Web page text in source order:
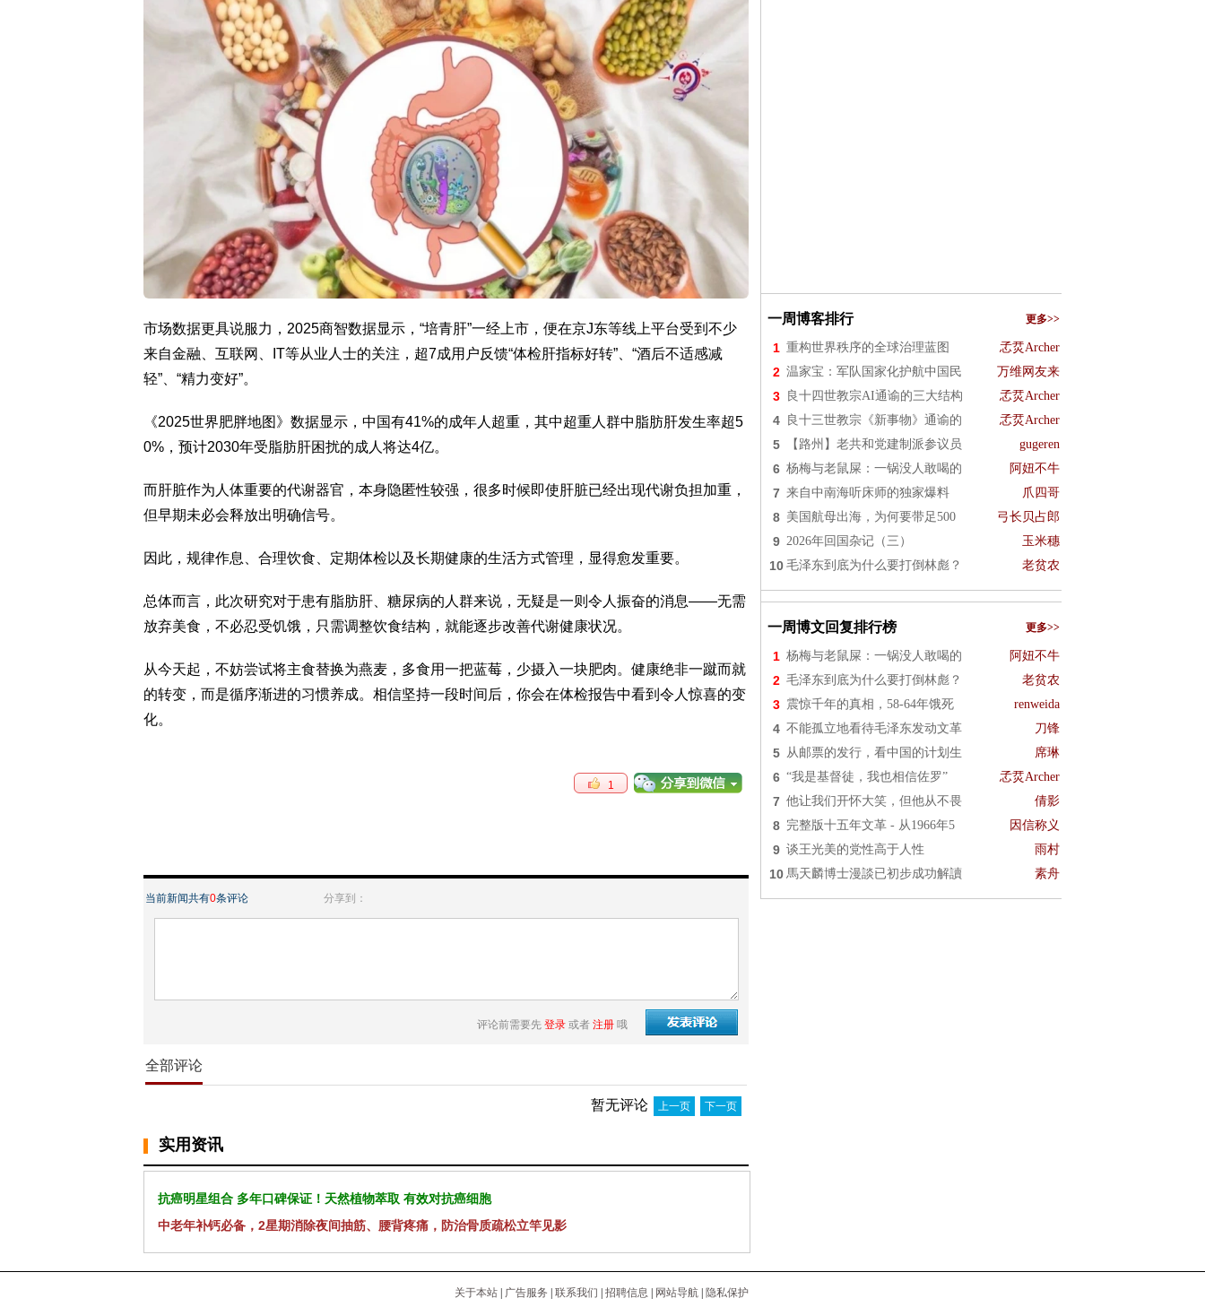
市场数据更具说服力，2025商智数据显示，“培青肝”一经上市，便在京J东等线上平台受到不少
来自金融、互联网、IT等从业人士的关注，超7成用户反馈“体检肝指标好转”、“酒后不适感减
轻”、“精力变好”。
《2025世界肥胖地图》数据显示，中国有41%的成年人超重，其中超重人群中脂肪肝发生率超5
0%，预计2030年受脂肪肝困扰的成人将达4亿。
而肝脏作为人体重要的代谢器官，本身隐匿性较强，很多时候即使肝脏已经出现代谢负担加重，
但早期未必会释放出明确信号。
因此，规律作息、合理饮食、定期体检以及长期健康的生活方式管理，显得愈发重要。
总体而言，此次研究对于患有脂肪肝、糖尿病的人群来说，无疑是一则令人振奋的消息——无需
放弃美食，不必忍受饥饿，只需调整饮食结构，就能逐步改善代谢健康状况。
从今天起，不妨尝试将主食替换为燕麦，多食用一把蓝莓，少摄入一块肥肉。健康绝非一蹴而就
的转变，而是循序渐进的习惯养成。相信坚持一段时间后，你会在体检报告中看到令人惊喜的变
化。
1
当前新闻共有0条评论 分享到：
评论前需要先 登录 或者 注册 哦
全部评论
暂无评论 上一页 下一页
实用资讯
抗癌明星组合 多年口碑保证！天然植物萃取 有效对抗癌细胞
中老年补钙必备，2星期消除夜间抽筋、腰背疼痛，防治骨质疏松立竿见影
一周博客排行 更多>>
1 重构世界秩序的全球治理蓝图 孞烎Archer
2 温家宝：军队国家化护航中国民 万维网友来
3 良十四世教宗AI通谕的三大结构 孞烎Archer
4 良十三世教宗《新事物》通谕的 孞烎Archer
5 【路州】老共和党建制派参议员 gugeren
6 杨梅与老鼠屎：一锅没人敢喝的 阿妞不牛
7 来自中南海听床师的独家爆料 爪四哥
8 美国航母出海，为何要带足500 弓长贝占郎
9 2026年回国杂记（三） 玉米穗
10 毛泽东到底为什么要打倒林彪？ 老贫农
一周博文回复排行榜 更多>>
1 杨梅与老鼠屎：一锅没人敢喝的 阿妞不牛
2 毛泽东到底为什么要打倒林彪？ 老贫农
3 震惊千年的真相，58-64年饿死 renweida
4 不能孤立地看待毛泽东发动文革 刀锋
5 从邮票的发行，看中国的计划生 席琳
6 “我是基督徒，我也相信佐罗” 孞烎Archer
7 他让我们开怀大笑，但他从不畏 倩影
8 完整版十五年文革 - 从1966年5 因信称义
9 谈王光美的党性高于人性 雨村
10 馬天麟博士漫談已初步成功解讀 素舟
关于本站 | 广告服务 | 联系我们 | 招聘信息 | 网站导航 | 隐私保护